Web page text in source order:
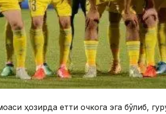
ҳозирда етти очкога эга бўлиб,